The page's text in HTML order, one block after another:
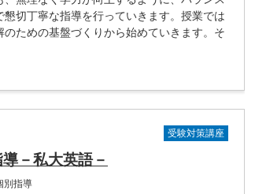
切丁寧な指導を行っていきます。授業では
ための基盤づくりから始めていきます。そ
受験対策講座
－私大英語－
別指導